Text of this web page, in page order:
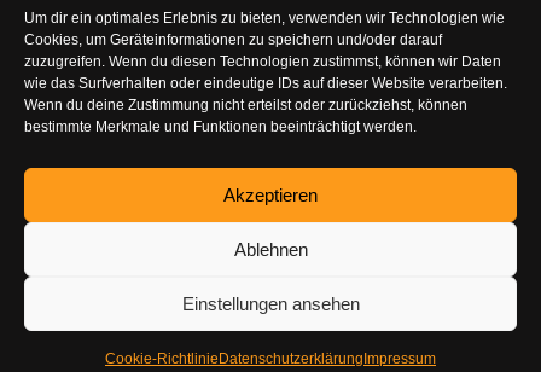
Um dir ein optimales Erlebnis zu bieten, verwenden wir Technologien wie
Cookies, um Geräteinformationen zu speichern und/oder darauf
zuzugreifen. Wenn du diesen Technologien zustimmst, können wir Daten
wie das Surfverhalten oder eindeutige IDs auf dieser Website verarbeiten.
Wenn du deine Zustimmung nicht erteilst oder zurückziehst, können
bestimmte Merkmale und Funktionen beeinträchtigt werden.
Akzeptieren
Ablehnen
Einstellungen ansehen
Cookie-Richtlinie Datenschutzerklärung Impressum
Sa. 10.00 -
14.00
So.
geschlossen
7777801
info@tuning-
vor-ort.com
DE-86179
g
Impressu
m